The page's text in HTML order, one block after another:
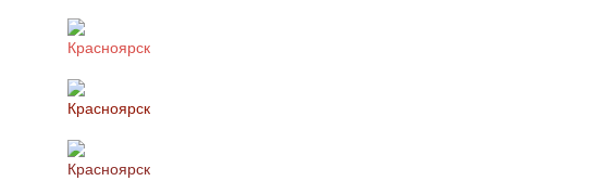
Красноярск
Красноярск
Красноярск